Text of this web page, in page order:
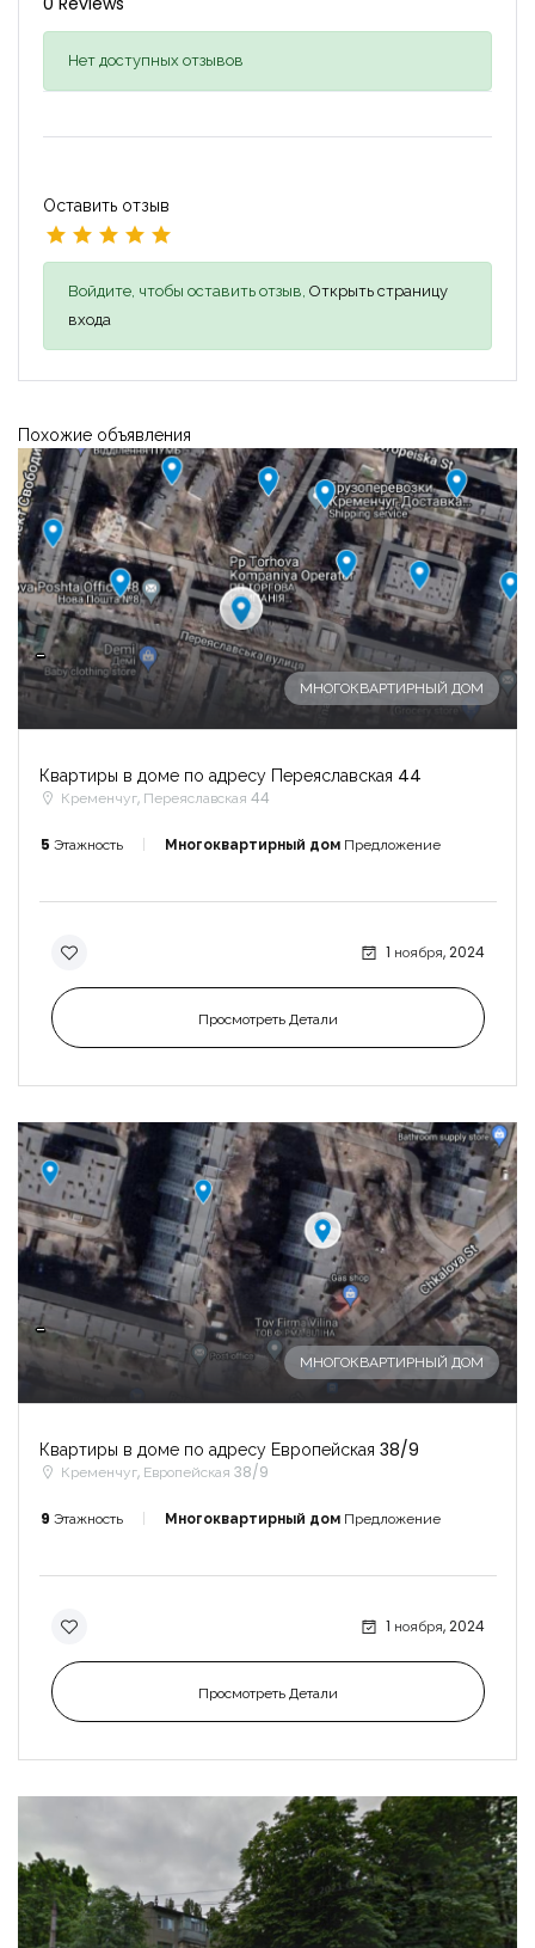
Нет доступных отзывов
Оставить отзыв
Войдите, чтобы оставить отзыв, Открыть страницу
входа
Похожие объявления
-
МНОГОКВАРТИРНЫЙ ДОМ
Квартиры в доме по адресу Переяславская 44
Кременчуг, Переяславская 44
5 Этажность Многоквартирный дом Предложение
1 ноября, 2024
Просмотреть Детали
-
МНОГОКВАРТИРНЫЙ ДОМ
Квартиры в доме по адресу Европейская 38/9
Кременчуг, Европейская 38/9
9 Этажность Многоквартирный дом Предложение
1 ноября, 2024
Просмотреть Детали